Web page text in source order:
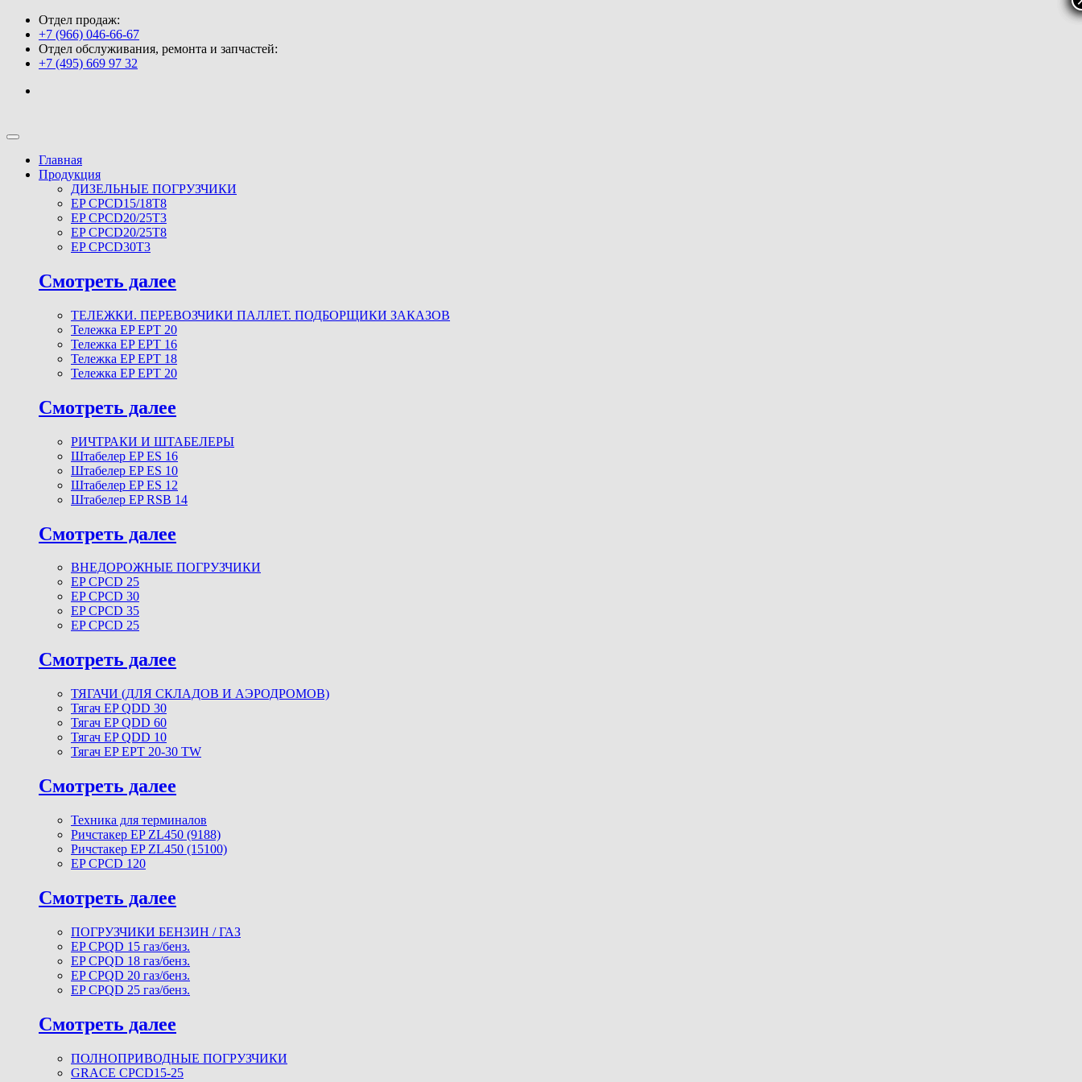
Отдел продаж:
+7 (966) 046-66-67
Отдел обслуживания, ремонта и запчастей:
+7 (495) 669 97 32
Главная
Продукция
ДИЗЕЛЬНЫЕ ПОГРУЗЧИКИ
EP CPCD15/18T8
EP CPCD20/25T3
EP CPCD20/25T8
EP CPCD30T3
Смотреть далее
ТЕЛЕЖКИ. ПЕРЕВОЗЧИКИ ПАЛЛЕТ. ПОДБОРЩИКИ ЗАКАЗОВ
Тележка EP EPT 20
Тележка EP EPT 16
Тележка EP EPT 18
Тележка EP EPT 20
Смотреть далее
РИЧТРАКИ И ШТАБЕЛЕРЫ
Штабелер EP ES 16
Штабелер EP ES 10
Штабелер EP ES 12
Штабелер EP RSB 14
Смотреть далее
ВНЕДОРОЖНЫЕ ПОГРУЗЧИКИ
EP CPCD 25
EP CPCD 30
EP CPCD 35
EP CPCD 25
Смотреть далее
ТЯГАЧИ (ДЛЯ СКЛАДОВ И АЭРОДРОМОВ)
Тягач EP QDD 30
Тягач EP QDD 60
Тягач EP QDD 10
Тягач EP EPT 20-30 TW
Смотреть далее
Техника для терминалов
Ричстакер EP ZL450 (9188)
Ричстакер EP ZL450 (15100)
EP CPCD 120
Смотреть далее
ПОГРУЗЧИКИ БЕНЗИН / ГАЗ
EP CPQD 15 газ/бенз.
EP CPQD 18 газ/бенз.
EP CPQD 20 газ/бенз.
EP CPQD 25 газ/бенз.
Смотреть далее
ПОЛНОПРИВОДНЫЕ ПОГРУЗЧИКИ
GRACE CPCD15-25